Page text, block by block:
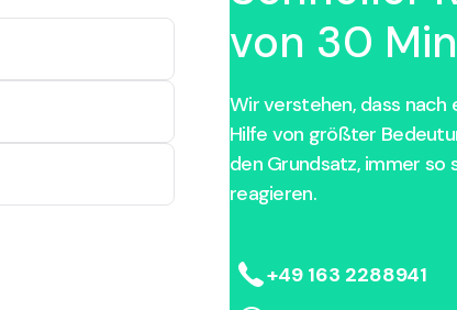
von 30
Wir verstehen, dass
Hilfe von größter
den Grundsatz, immer so
reagieren.
+49 163 2288941